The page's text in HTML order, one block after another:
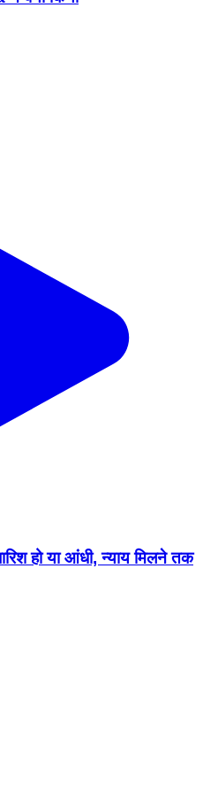
हो या आंधी, न्याय मिलने तक